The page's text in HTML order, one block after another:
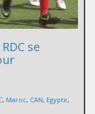
se
, Maroc, CAN, Egypte,